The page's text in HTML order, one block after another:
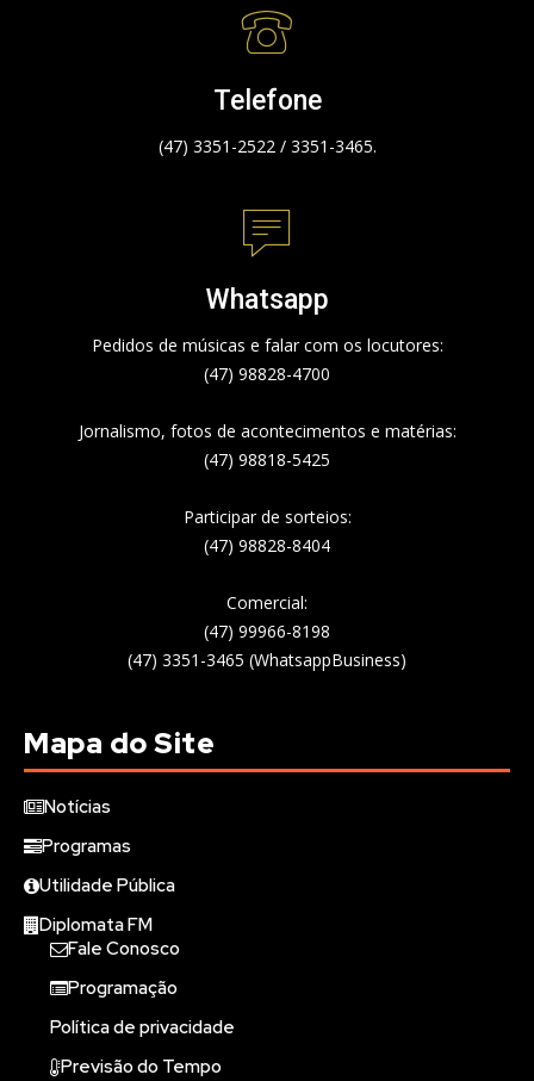
Telefone
(47) 3351-2522 / 3351-3465.
Whatsapp
Pedidos de músicas e falar com os locutores:
(47) 98828-4700
Jornalismo, fotos de acontecimentos e matérias:
(47) 98818-5425
Participar de sorteios:
(47) 98828-8404
Comercial:
(47) 99966-8198
(47) 3351-3465 (WhatsappBusiness)
Mapa do Site
Notícias
Programas
Utilidade Pública
Diplomata FM
Fale Conosco
Programação
Política de privacidade
Previsão do Tempo